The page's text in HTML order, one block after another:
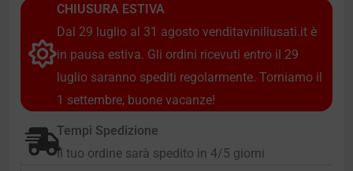
CHIUSURA ESTIVA
Dal 29 luglio al 31 agosto venditaviniliusati.it è
in pausa estiva. Gli ordini ricevuti entro il 29
luglio saranno spediti regolarmente. Torniamo il
1 settembre, buone vacanze!
Tempi Spedizione
Il tuo ordine sarà spedito in 4/5 giorni